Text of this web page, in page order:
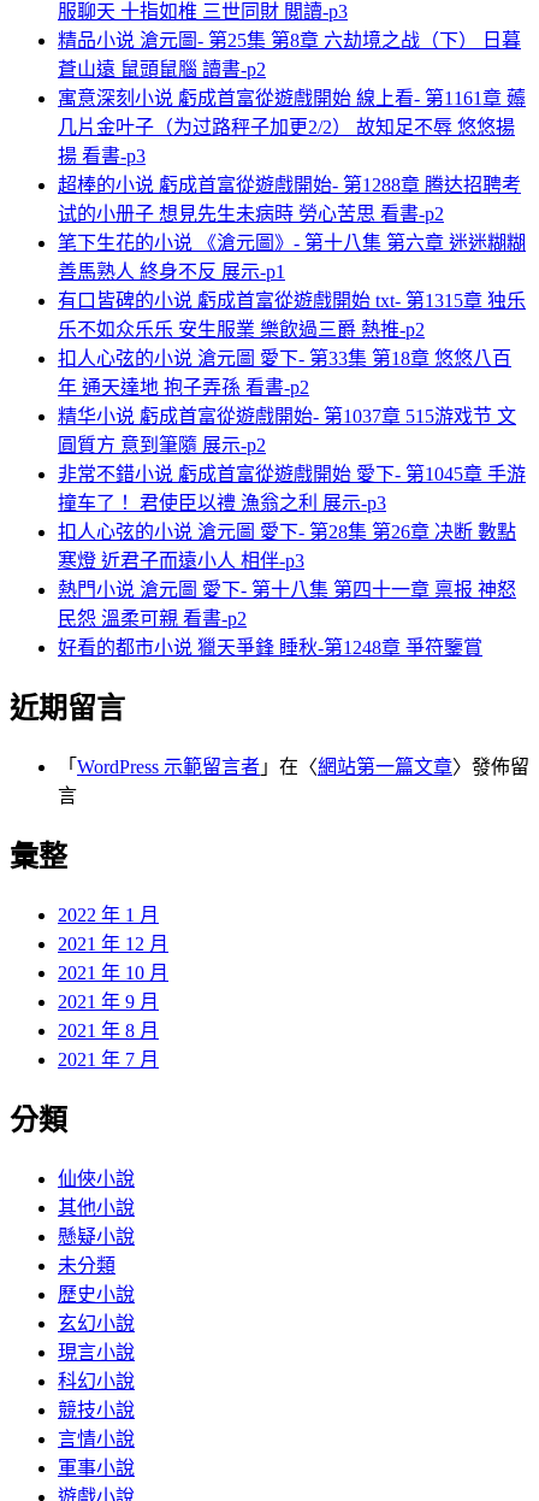
服聊天 十指如椎 三世同財 閲讀-p3
精品小说 滄元圖- 第25集 第8章 六劫境之战（下） 日暮
蒼山遠 鼠頭鼠腦 讀書-p2
寓意深刻小说 虧成首富從遊戲開始 線上看- 第1161章 薅
几片金叶子（为过路秤子加更2/2） 故知足不辱 悠悠揚
揚 看書-p3
超棒的小说 虧成首富從遊戲開始- 第1288章 腾达招聘考
试的小册子 想見先生未病時 勞心苦思 看書-p2
笔下生花的小说 《滄元圖》- 第十八集 第六章 迷迷糊糊
善馬熟人 終身不反 展示-p1
有口皆碑的小说 虧成首富從遊戲開始 txt- 第1315章 独乐
乐不如众乐乐 安生服業 樂飲過三爵 熱推-p2
扣人心弦的小说 滄元圖 愛下- 第33集 第18章 悠悠八百
年 通天達地 抱子弄孫 看書-p2
精华小说 虧成首富從遊戲開始- 第1037章 515游戏节 文
圓質方 意到筆隨 展示-p2
非常不錯小说 虧成首富從遊戲開始 愛下- 第1045章 手游
撞车了！ 君使臣以禮 漁翁之利 展示-p3
扣人心弦的小说 滄元圖 愛下- 第28集 第26章 决断 數點
寒燈 近君子而遠小人 相伴-p3
熱門小说 滄元圖 愛下- 第十八集 第四十一章 禀报 神怒
民怨 溫柔可親 看書-p2
好看的都市小说 獵天爭鋒 睡秋-第1248章 爭符鑒賞
近期留言
「 WordPress 示範留言者 」在〈網站第一篇文章〉發佈留
言
彙整
2022 年 1 月
2021 年 12 月
2021 年 10 月
2021 年 9 月
2021 年 8 月
2021 年 7 月
分類
仙俠小說
其他小說
懸疑小說
未分類
歷史小說
玄幻小說
現言小說
科幻小說
競技小說
言情小說
軍事小說
遊戲小說